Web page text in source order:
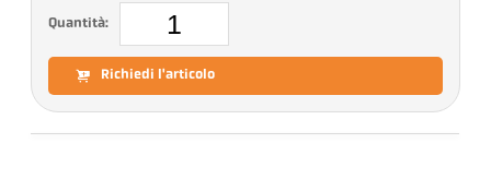
Quantità:
Richiedi l'articolo